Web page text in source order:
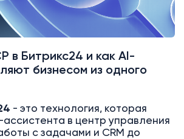
в Битрикс24 и как AI-
бизнесом из одного
- это технология, которая
в центр управления
с задачами и CRM до